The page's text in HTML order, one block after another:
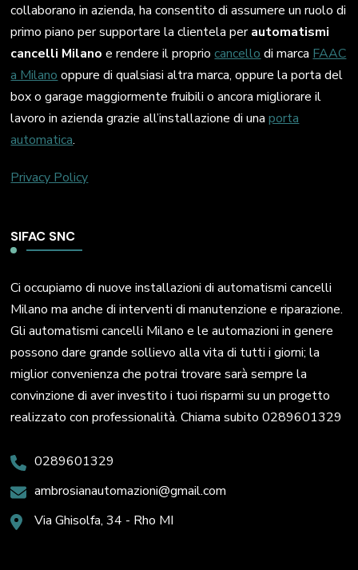
collaborano in azienda, ha consentito di assumere un ruolo di
primo piano per supportare la clientela perautomatismi
cancelli Milano e rendere il propriocancello di marca FAAC
a Milano oppure di qualsiasi altra marca, oppure la porta del
box o garage maggiormente fruibili o ancora migliorare il
lavoro in azienda grazie all’installazione di unaporta
automatica.
Privacy Policy
SIFAC SNC
Ci occupiamo di nuove installazioni di automatismi cancelli
Milano ma anche di interventi di manutenzione e riparazione.
Gli automatismi cancelli Milano e le automazioni in genere
possono dare grande sollievo alla vita di tutti i giorni; la
miglior convenienza che potrai trovare sarà sempre la
convinzione di aver investito i tuoi risparmi su un progetto
realizzato con professionalità. Chiama subito 0289601329
0289601329
ambrosianautomazioni@gmail.com
Via Ghisolfa, 34 - Rho MI